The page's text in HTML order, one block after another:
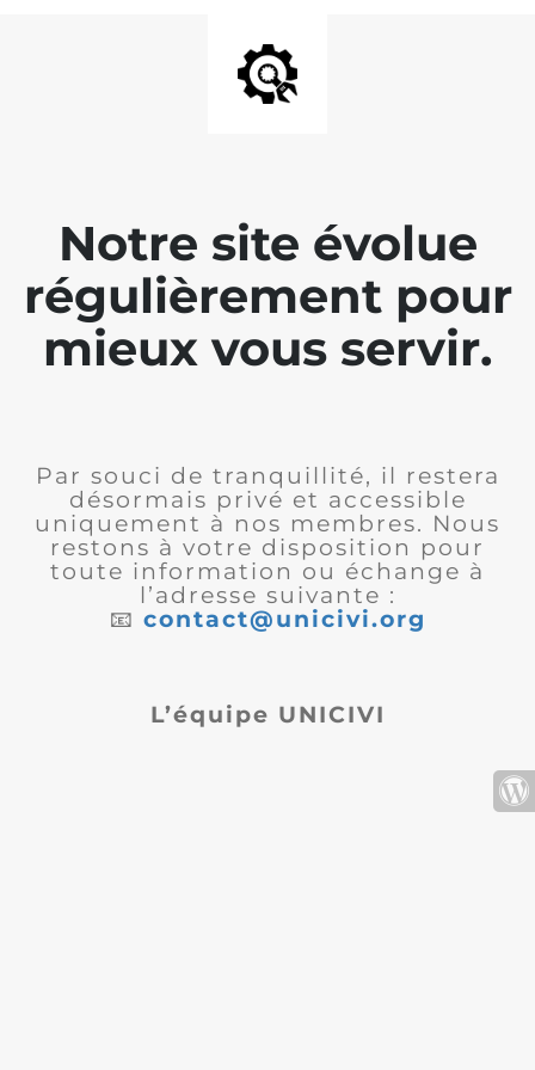
Notre site évolue
régulièrement pour
mieux vous servir.
Par souci de tranquillité, il restera
désormais privé et accessible
uniquement à nos membres. Nous
restons à votre disposition pour
toute information ou échange à
l’adresse suivante :
📧 contact@unicivi.org
L’équipe UNICIVI